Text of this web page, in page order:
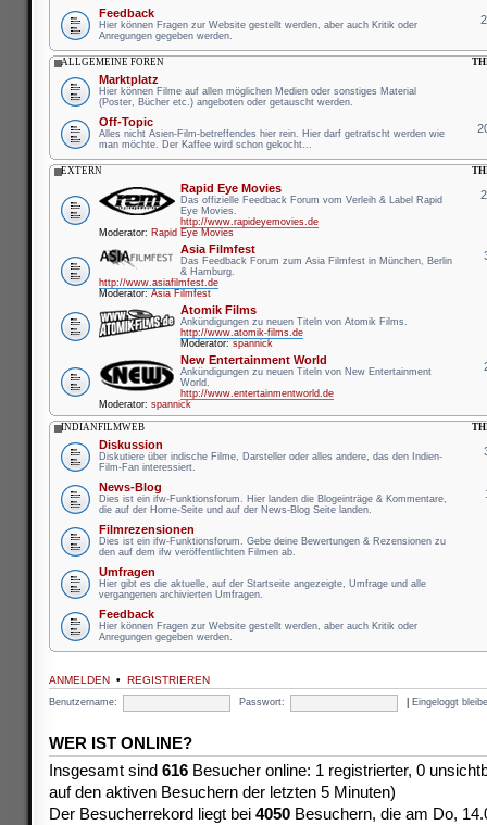
Feedback
Hier können Fragen zur Website gestellt werden, aber auch Kritik oder
Anregungen gegeben werden.
ALLGEMEINE FOREN
Marktplatz
Hier können Filme auf allen möglichen Medien oder sonstiges Material
(Poster, Bücher etc.) angeboten oder getauscht werden.
Off-Topic
Alles nicht Asien-Film-betreffendes hier rein. Hier darf getratscht werden wie
man möchte. Der Kaffee wird schon gekocht...
EXTERN
Rapid Eye Movies
Das offizielle Feedback Forum vom Verleih & Label Rapid
Eye Movies.
http://www.rapideyemovies.de
Moderator: Rapid Eye Movies
Asia Filmfest
Das Feedback Forum zum Asia Filmfest in München, Berlin
& Hamburg.
http://www.asiafilmfest.de
Moderator: Asia Filmfest
Atomik Films
Ankündigungen zu neuen Titeln von Atomik Films.
http://www.atomik-films.de
Moderator: spannick
New Entertainment World
Ankündigungen zu neuen Titeln von New Entertainment
World.
http://www.entertainmentworld.de
Moderator: spannick
INDIANFILMWEB
Diskussion
Diskutiere über indische Filme, Darsteller oder alles andere, das den Indien-
Film-Fan interessiert.
News-Blog
Dies ist ein ifw-Funktionsforum. Hier landen die Blogeinträge & Kommentare,
die auf der Home-Seite und auf der News-Blog Seite landen.
Filmrezensionen
Dies ist ein ifw-Funktionsforum. Gebe deine Bewertungen & Rezensionen zu
den auf dem ifw veröffentlichten Filmen ab.
Umfragen
Hier gibt es die aktuelle, auf der Startseite angezeigte, Umfrage und alle
vergangenen archivierten Umfragen.
Feedback
Hier können Fragen zur Website gestellt werden, aber auch Kritik oder
Anregungen gegeben werden.
ANMELDEN • REGISTRIEREN
Benutzername: Passwort: Eingeloggt
WER IST ONLINE?
Insgesamt sind 616 Besucher online: 1 registrierter, 0
auf den aktiven Besuchern der letzten 5 Minuten)
Der Besucherrekord liegt bei 4050 Besuchern, die am Do,